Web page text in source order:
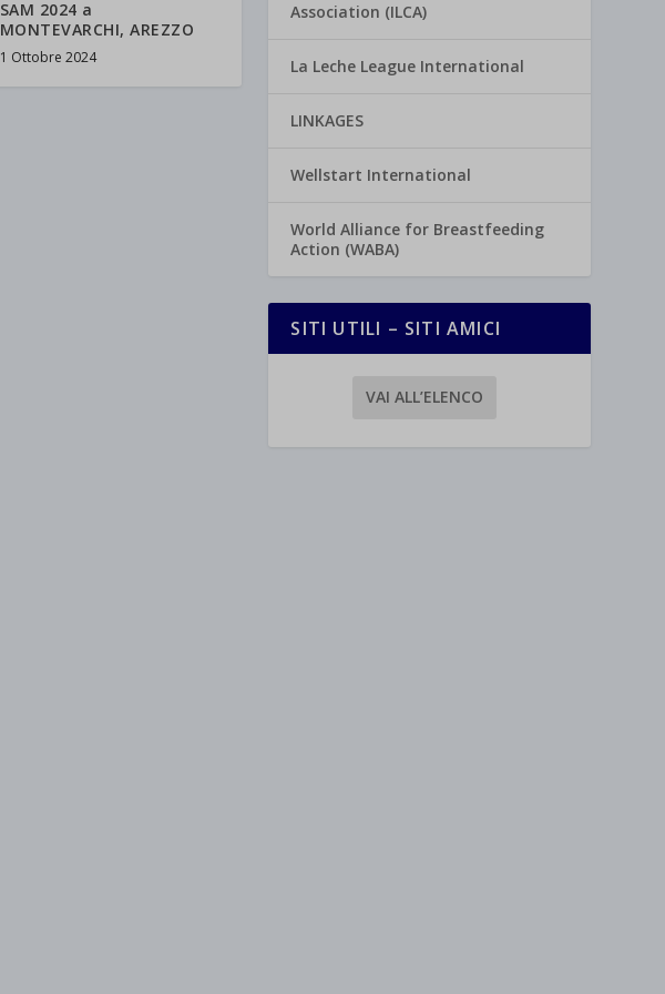
SAM 2024 a
MONTEVARCHI, AREZZO
1 Ottobre 2024
Association (ILCA)
La Leche League International
LINKAGES
Wellstart International
World Alliance for Breastfeeding
Action (WABA)
SITI UTILI – SITI AMICI
VAI ALL’ELENCO